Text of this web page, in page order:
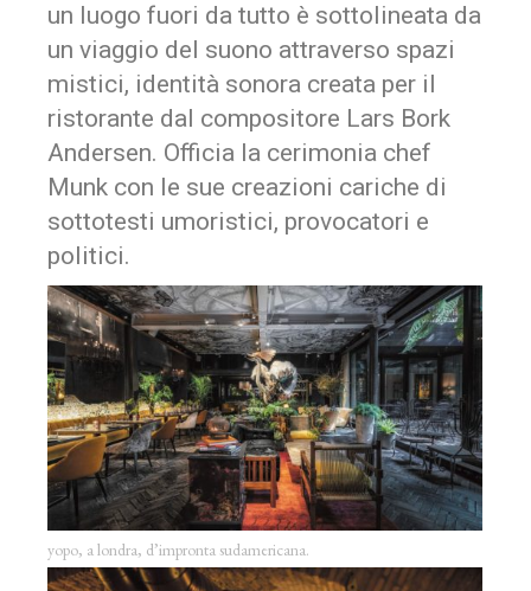
un luogo fuori da tutto è sottolineata da
un viaggio del suono attraverso spazi
mistici, identità sonora creata per il
ristorante dal compositore Lars Bork
Andersen. Officia la cerimonia chef
Munk con le sue creazioni cariche di
sottotesti umoristici, provocatori e
politici.
yopo, a londra, d’impronta sudamericana.